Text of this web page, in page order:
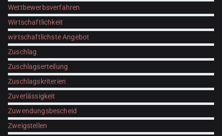
Wettbewerbsverfahren
Wirtschaftlichkeit
wirtschaftlichste Angebot
Zuschlag
Zuschlagserteilung
Zuschlagskriterien
Zuverlässigkeit
Zuwendungsbescheid
Zweigstellen